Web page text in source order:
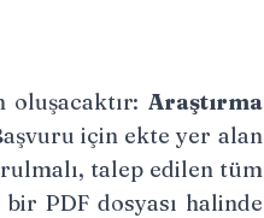
oluşacaktır: Araştırma
için ekte yer alan
talep edilen tüm
PDF dosyası halinde